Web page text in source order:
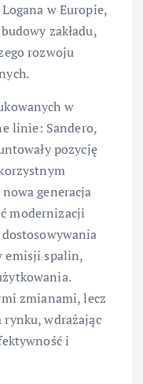
w Europie,
zakładu,
rozwoju
w
linie: Sandero,
pozycję
generacja
modernizacji
emisji spalin,
zmianami, lecz
rynku, wdrażając
i